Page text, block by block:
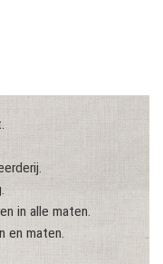
in alle maten.
en maten.